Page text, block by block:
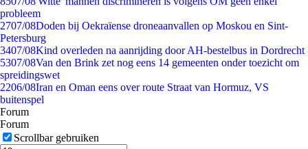
probleem
2707/08Doden bij Oekraïense droneaanvallen op Moskou en Sint-
Petersburg
3407/08Kind overleden na aanrijding door AH-bestelbus in Dordrecht
5307/08Van den Brink zet nog eens 14 gemeenten onder toezicht om
spreidingswet
2206/08Iran en Oman eens over route Straat van Hormuz, VS
buitenspel
Forum
Forum
Scrollbar gebruiken